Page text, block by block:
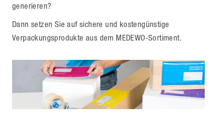
generieren?
Dann setzen Sie auf sichere und kostengünstige
Verpackungsprodukte aus dem MEDEWO-Sortiment.